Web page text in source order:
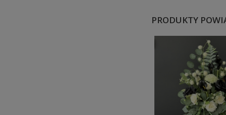
PRODUKTY